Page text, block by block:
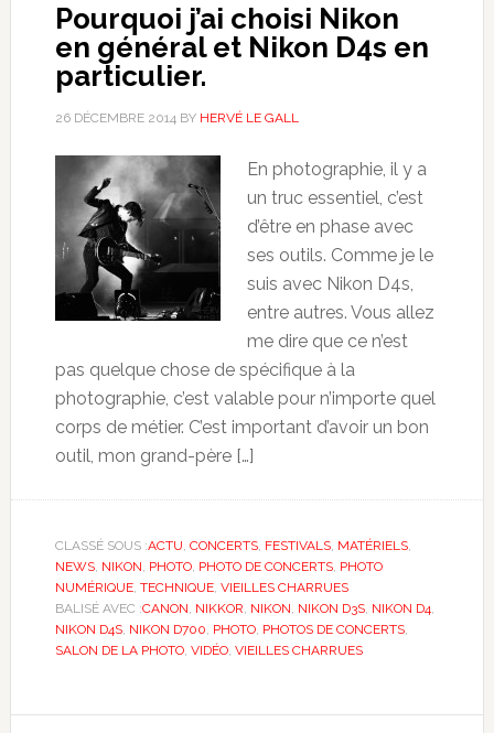
Pourquoi j’ai choisi Nikon
en général et Nikon D4s en
particulier.
26 DÉCEMBRE 2014 BY HERVÉ LE GALL
En photographie, il y a
un truc essentiel, c’est
d’être en phase avec
ses outils. Comme je le
suis avec Nikon D4s,
entre autres. Vous allez
me dire que ce n’est
pas quelque chose de spécifique à la
photographie, c’est valable pour n’importe quel
corps de métier. C’est important d’avoir un bon
outil, mon grand-père […]
CLASSÉ SOUS :ACTU CONCERTS, FESTIVALS, MATÉRIELS,
NEWS, NIKON PHOTO, PHOTO DE CONCERTS, PHOTO
NUMÉRIQUE, TECHNIQUE, VIEILLES CHARRUES
BALISÉ AVEC :CANON NIKKOR NIKON NIKON D3S, NIKON D4
NIKON D4S, NIKON D700 PHOTO, PHOTOS DE CONCERTS,
SALON DE LA PHOTO, VIDÉO, VIEILLES CHARRUES